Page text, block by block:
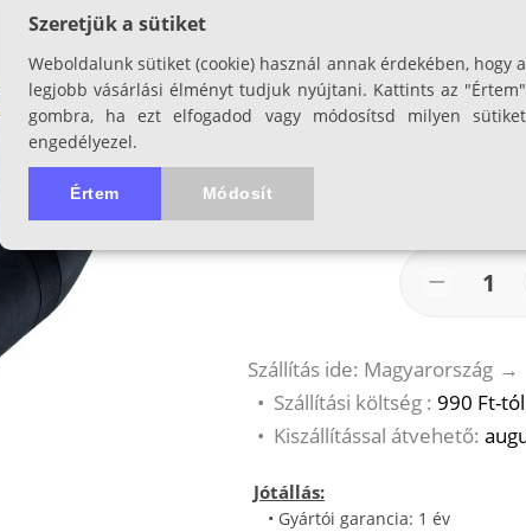
− 1
Szállítás ide: Magyarország →
• Szállítási költség : 990 Ft-tól
• Kiszállítással átvehető:
Jótállás:
• Gyártói garancia: 1 év
Szeretjük a sütiket
Weboldalunk sütiket (cookie) használ annak érdekében, hogy a
legjobb vásárlási élményt tudjuk nyújtani. Kattints az "Értem"
gombra, ha ezt elfogadod vagy módosítsd milyen sütiket
engedélyezel.
Értem Módosít